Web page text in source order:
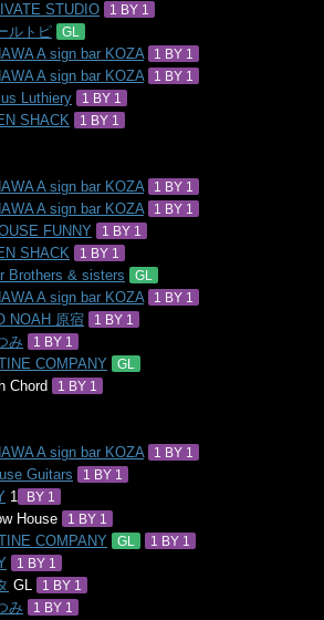
STUDIO 1 BY 1
ルトピ GL
A sign bar KOZA 1 BY 1
A sign bar KOZA 1 BY 1
Luthiery 1 BY 1
SHACK 1 BY 1
A sign bar KOZA 1 BY 1
A sign bar KOZA 1 BY 1
FUNNY 1 BY 1
SHACK 1 BY 1
Brothers & sisters GL
A sign bar KOZA 1 BY 1
NOAH 原宿 1 BY 1
み 1 BY 1
COMPANY GL
Chord 1 BY 1
A sign bar KOZA 1 BY 1
Guitars 1 BY 1
1 BY 1
House 1 BY 1
COMPANY GL 1 BY 1
1 BY 1
GL 1 BY 1
み 1 BY 1